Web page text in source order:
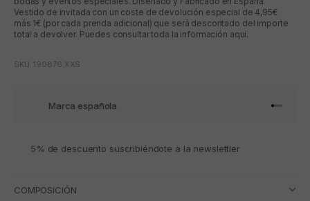
Vestido de invitada con un coste de devolución especial de 4,95€
más 1€ (por cada prenda adicional) que será descontado del importe
total a devolver. Puedes consultar toda la información aquí.
SKU: 190876.XXS
Marca española Ir al
Ir al
Ir al
Ir al
5% de descuento suscribiéndote a la newslettler
COMPOSICIÓN